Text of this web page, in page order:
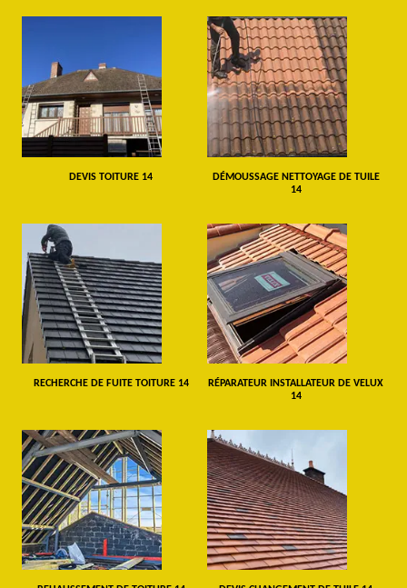
DEVIS TOITURE 14
DÉMOUSSAGE NETTOYAGE DE TUILE
14
RECHERCHE DE FUITE TOITURE 14
RÉPARATEUR INSTALLATEUR DE VELUX
14